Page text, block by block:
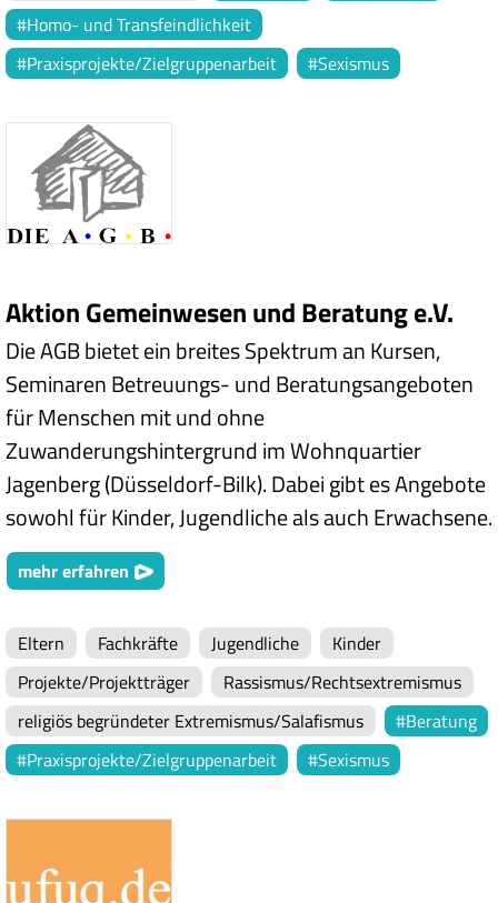
Homo- und Transfeindlichkeit
Praxisprojekte/Zielgruppenarbeit
Sexismus
Aktion Gemeinwesen und Beratung e.V.
Die AGB bietet ein breites Spektrum an Kursen,
Seminaren Betreuungs- und Beratungsangeboten
für Menschen mit und ohne
Zuwanderungshintergrund im Wohnquartier
Jagenberg (Düsseldorf-Bilk). Dabei gibt es Angebote
sowohl für Kinder, Jugendliche als auch Erwachsene.
mehr erfahren
Eltern Fachkräfte Jugendliche
Kinder
Projekte/Projektträger
Rassismus/Rechtsextremismus
religiös begründeter Extremismus/Salafismus
Beratung
Praxisprojekte/Zielgruppenarbeit
Sexismus